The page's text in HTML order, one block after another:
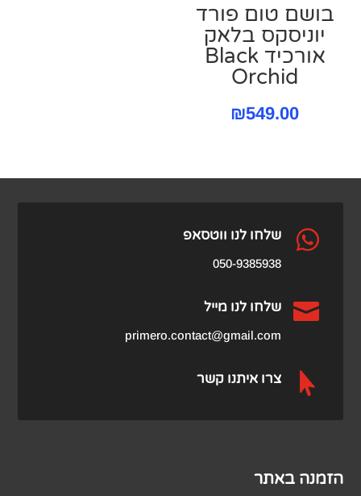
בושם טום פורד
יוניסקס בלאק
אורכיד Black
Orchid
₪549.00
 שלחו לנו ווטסאפ
050-9385938
 שלחו לנו מייל
primero.contact@gmail.com
 צרו איתנו קשר
הזמנה באתר